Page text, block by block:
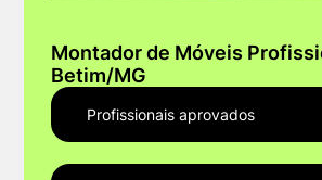
Montador de Móveis
Betim/MG
Profissionais aprovados